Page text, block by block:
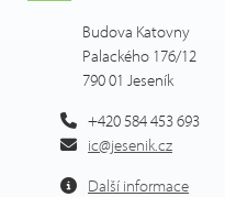
Budova Katovny
Palackého 176/12
790 01 Jeseník
+420 584 453 693
ic@jesenik.cz
Další informace